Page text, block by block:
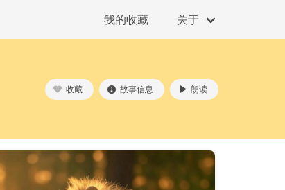
我的收藏 关于
收藏 故事信息 朗读